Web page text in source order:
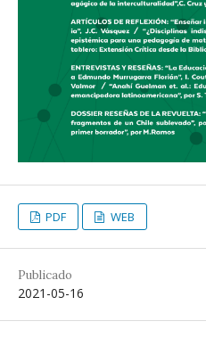
PDF WEB
Publicado
2021-05-16